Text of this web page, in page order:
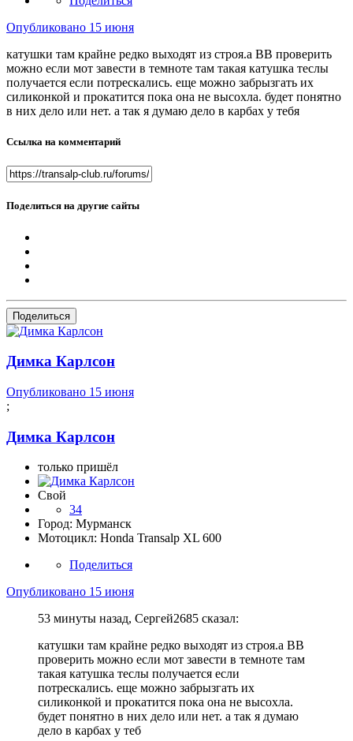
Опубликовано 15 июня
катушки там крайне редко выходят из строя.а ВВ проверить
можно если мот завести в темноте там такая катушка теслы
получается если потрескались. еще можно забрызгать их
силиконкой и прокатится пока она не высохла. будет понятно
в них дело или нет. а так я думаю дело в карбах у тебя
Ссылка на комментарий
Поделиться на другие сайты
Поделиться
Димка Карлсон
Опубликовано 15 июня
;
Димка Карлсон
только пришёл
Свой
34
Город: Мурманск
Мотоцикл: Honda Transalp XL 600
Поделиться
Опубликовано 15 июня
53 минуты назад, Сергей2685 сказал:
катушки там крайне редко выходят из строя.а ВВ
проверить можно если мот завести в темноте там
такая катушка теслы получается если
потрескались. еще можно забрызгать их
силиконкой и прокатится пока она не высохла.
будет понятно в них дело или нет. а так я думаю
дело в карбах у теб